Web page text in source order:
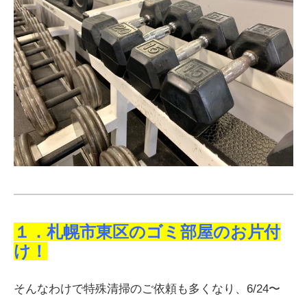
１．札幌市東区のゴミ部屋のお片付
け！
そんなわけで特殊清掃のご依頼も多くなり、6/24〜